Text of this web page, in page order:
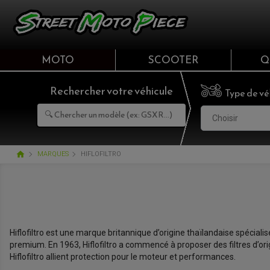
MOTO SCOOTER
Rechercher votre véhicule Type de
Choisir
home MARQUES HIFLOFILTRO
Hiflofiltro est une marque britannique d’origine thaïlandaise
premium. En 1963, Hiflofiltro a commencé à proposer des filtres
Hiflofiltro allient protection pour le moteur et performances.